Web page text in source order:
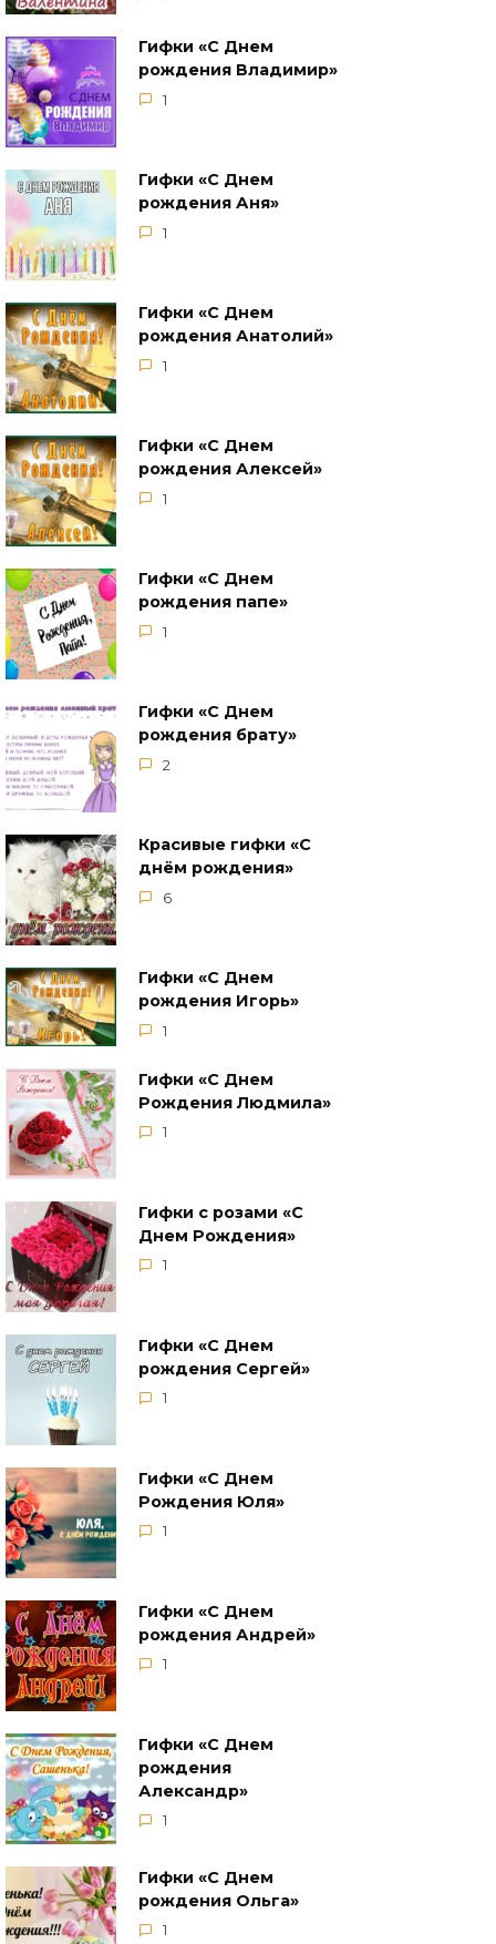
Гифки «С Днем
рождения Владимир»
1
Гифки «С Днем
рождения Аня»
1
Гифки «С Днем
рождения Анатолий»
1
Гифки «С Днем
рождения Алексей»
1
Гифки «С Днем
рождения папе»
1
Гифки «С Днем
рождения брату»
2
Красивые гифки «С
днём рождения»
6
Гифки «С Днем
рождения Игорь»
1
Гифки «С Днем
Рождения Людмила»
1
Гифки с розами «С
Днем Рождения»
1
Гифки «С Днем
рождения Сергей»
1
Гифки «С Днем
Рождения Юля»
1
Гифки «С Днем
рождения Андрей»
1
Гифки «С Днем
рождения
Александр»
1
Гифки «С Днем
рождения Ольга»
1